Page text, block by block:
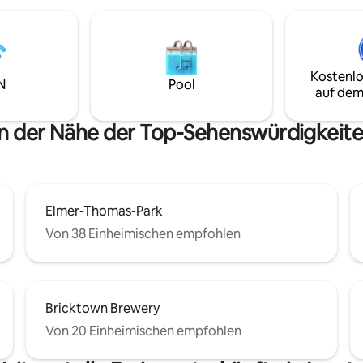
sind nicht erlaubt! Der Park ist
Hinterhoftor leicht zu
Pool
auf
der Nähe der Top-
Elmer-Thomas-Park
Von 38 Einheimischen empfohlen
Bricktown Brewery
Von 20 Einheimischen empfohlen